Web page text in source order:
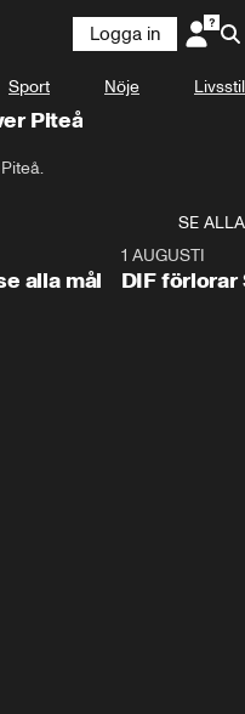
Logga in
Sport Nöje Livsstil
Piteå
SE ALLA
alla mål
1 AUGUSTI
DIF